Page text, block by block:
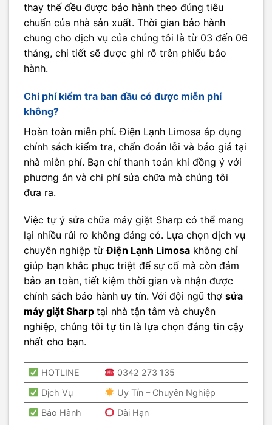
thay thế đều được bảo hành theo đúng tiêu
chuẩn của nhà sản xuất. Thời gian bảo hành
chung cho dịch vụ của chúng tôi là từ 03 đến 06
tháng, chi tiết sẽ được ghi rõ trên phiếu bảo
hành.
Chi phí kiểm tra ban đầu có được miễn phí
không?
Hoàn toàn miễn phí. Điện Lạnh Limosa áp dụng
chính sách kiểm tra, chẩn đoán lỗi và báo giá tại
nhà miễn phí. Bạn chỉ thanh toán khi đồng ý với
phương án và chi phí sửa chữa mà chúng tôi
đưa ra.
Việc tự ý sửa chữa máy giặt Sharp có thể mang
lại nhiều rủi ro không đáng có. Lựa chọn dịch vụ
chuyên nghiệp từĐiện Lạnh Limosa không chỉ
giúp bạn khắc phục triệt để sự cố mà còn đảm
bảo an toàn, tiết kiệm thời gian và nhận được
chính sách bảo hành uy tín. Với đội ngũ thợ sửa
máy giặt Sharp tại nhà tận tâm và chuyên
nghiệp, chúng tôi tự tin là lựa chọn đáng tin cậy
nhất cho bạn.
HOTLINE
0342 273 135
Dịch Vụ
Uy Tín – Chuyên Nghiệp
Bảo Hành
Dài Hạn